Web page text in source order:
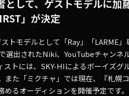
して、ゲストモデルに加
」が決定
トモデルとして「Ray」「LARME
選出されたNiki、YouTubeチャン
ストには、SKY-HIによるボーイズ
また「ミクチャ」では現在、『札幌
めるオーディションを開催予定です。